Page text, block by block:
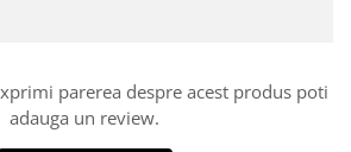
parerea despre acest produs poti
adauga un review.